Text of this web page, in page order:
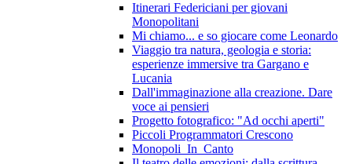
Itinerari Federiciani per giovani
Monopolitani
Mi chiamo... e so giocare come Leonardo
Viaggio tra natura, geologia e storia:
esperienze immersive tra Gargano e
Lucania
Dall'immaginazione alla creazione. Dare
voce ai pensieri
Progetto fotografico: "Ad occhi aperti"
Piccoli Programmatori Crescono
Monopoli_In_Canto